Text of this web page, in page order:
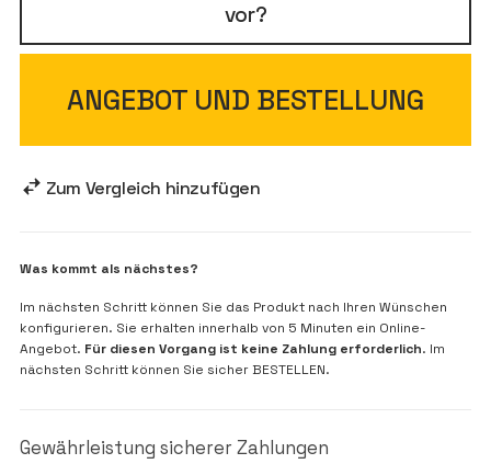
vor?
ANGEBOT UND BESTELLUNG
Zum Vergleich hinzufügen
Was kommt als nächstes?
Im nächsten Schritt können Sie das Produkt nach Ihren Wünschen
konfigurieren. Sie erhalten innerhalb von 5 Minuten ein Online-
Angebot. Für diesen Vorgang ist keine Zahlung erforderlich. Im
nächsten Schritt können Sie sicher BESTELLEN.
Gewährleistung sicherer Zahlungen